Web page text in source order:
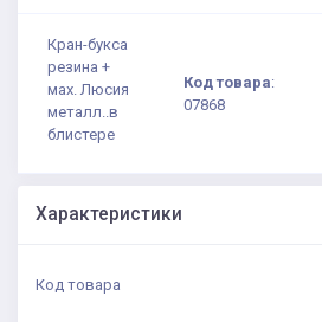
Кран-букса
резина +
мах. Люсия
металл..в
блистере
Код товара:
07868
Характеристики
Код товара